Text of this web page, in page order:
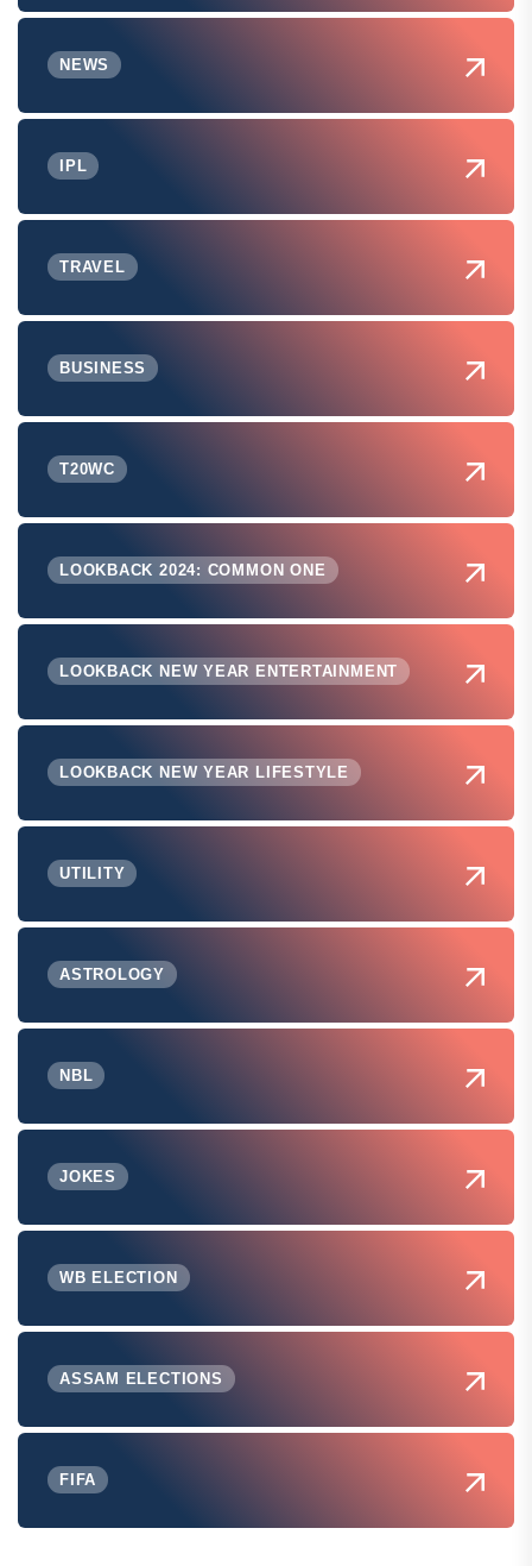
NEWS
IPL
TRAVEL
BUSINESS
T20WC
LOOKBACK 2024: COMMON ONE
LOOKBACK NEW YEAR ENTERTAINMENT
LOOKBACK NEW YEAR LIFESTYLE
UTILITY
ASTROLOGY
NBL
JOKES
WB ELECTION
ASSAM ELECTIONS
FIFA